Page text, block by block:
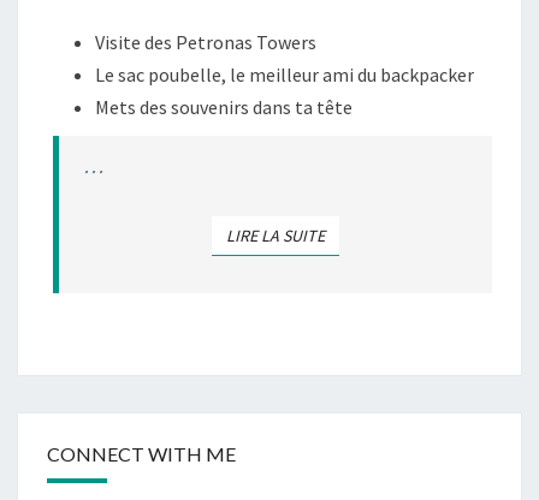
Visite des Petronas Towers
Le sac poubelle, le meilleur ami du backpacker
Mets des souvenirs dans ta tête
…
LIRE LA SUITELIRE LA SUITE
CONNECT WITH ME